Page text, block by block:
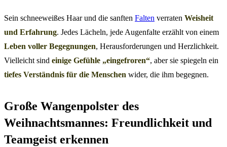
Sein schneeweißes Haar und die sanften Falten verraten Weisheit
und Erfahrung. Jedes Lächeln, jede Augenfalte erzählt von einem
Leben voller Begegnungen, Herausforderungen und Herzlichkeit.
Vielleicht sind einige Gefühle „eingefroren“, aber sie spiegeln ein
tiefes Verständnis für die Menschen wider, die ihm begegnen.
Große Wangenpolster des
Weihnachtsmannes: Freundlichkeit und
Teamgeist erkennen